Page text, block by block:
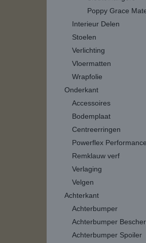
Poppy Grace
Interieur Delen
Stoelen
Verlichting
Vloermatten
Wrapfolie
Onderkant
Accessoires
Bodemplaat
Centreerringen
Powerflex Performance
Remklauw verf
Verlaging
Velgen
Achterkant
Achterbumper
Achterbumper
Achterbumper Spoiler